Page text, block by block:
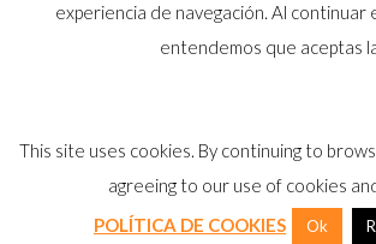
© 2026 Distribuidor oficial Eliwell
Portugal |Aviso LegalI Política
Política Calidad
I
experiencia de navegación. Al continuar
entendemos que aceptas
This site uses cookies. By continuing to
agreeing to our use of cookies
POLÍTICA DE COOKIES
Ok